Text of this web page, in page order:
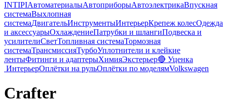
INTIPIАвтоматериалыАвтоприборыАвтоэлектрикаВпускная
системаВыхлопная
системаДвигательИнструментыИнтерьерКрепеж колесОдежда
и аксессуарыОхлаждениеПатрубки и шлангиПодвеска и
усилителиСветТопливная системаТормозная
системаТрансмиссияТурбоУплотнители и клейкие
лентыФитинги и адаптерыХимияЭкстерьер🔴 Уценка
ИнтерьерОплётки на рульОплётки по моделямVolkswagen
Crafter